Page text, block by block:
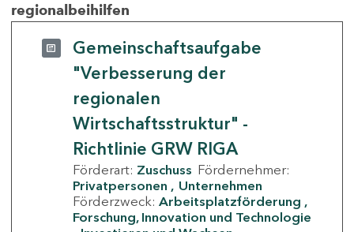
regionalbeihilfen
Gemeinschaftsaufgabe
"Verbesserung der
regionalen
Wirtschaftsstruktur" -
Richtlinie GRW RIGA
Förderart: Zuschuss Fördernehmer:
Privatpersonen
Unternehmen
Förderzweck: Arbeitsplatzförderung
Forschung, Innovation und Technologie